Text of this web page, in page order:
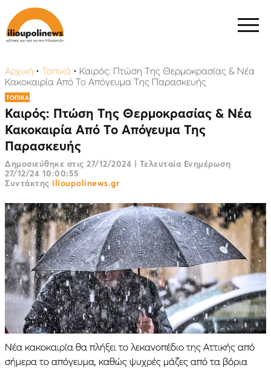
Αρχική • Τοπικά • Καιρός: Πτώση Της Θερμοκρασίας & Νέα
Κακοκαιρία Από Το Απόγευμα Της Παρασκευής
ΤΟΠΙΚΑ
Καιρός: Πτώση Της Θερμοκρασίας & Νέα
Κακοκαιρία Από Το Απόγευμα Της
Παρασκευής
Δημοσιεύθηκε στις 27/12/2024 | Τελευταία Ενημέρωση
27/12/24 10:00:55
Συντάκτης ilioupolinews.gr
Νέα κακοκαιρία θα πλήξει το λεκανοπέδιο της Αττικής από
σήμερα το απόγευμα, καθώς ψυχρές μάζες από τα βόρια